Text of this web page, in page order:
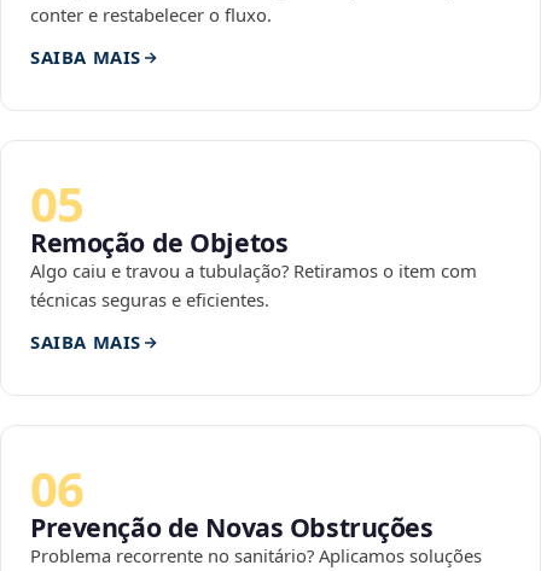
conter e restabelecer o fluxo.
SAIBA MAIS
05
Remoção de Objetos
Algo caiu e travou a tubulação? Retiramos o item com
técnicas seguras e eficientes.
SAIBA MAIS
06
Prevenção de Novas Obstruções
Problema recorrente no sanitário? Aplicamos soluções